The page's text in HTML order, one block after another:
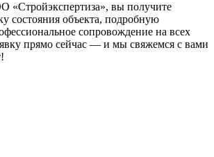
«Стройэкспертиза», вы получите
состояния объекта, подробную
сопровождение на всех
прямо сейчас — и мы свяжемся с вами